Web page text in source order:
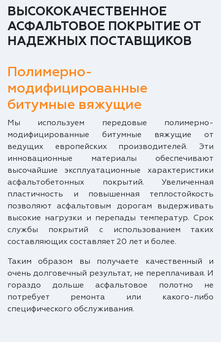
ВЫСОКОКАЧЕСТВЕННОЕ
АСФАЛЬТОВОЕ ПОКРЫТИЕ ОТ
НАДЕЖНЫХ ПОСТАВЩИКОВ
Полимерно-
модифицированные
битумные вяжущие
Мы используем передовые полимерно-
модифицированные битумные вяжущие от
ведущих европейских производителей. Эти
инновационные материалы обеспечивают
высочайшие эксплуатационные характеристики
асфальтобетонных покрытий. Увеличенная
пластичность и повышенная теплостойкость
позволяют асфальтовым дорогам выдерживать
высокие нагрузки и перепады температур. Срок
службы покрытий с использованием таких
составляющих составляет 20 лет и более.
Таким образом вы получаете качественный и
очень долговечный результат, не переплачивая. И
гораздо дольше асфальтовое полотно не
потребует ремонта или какого-либо
специфического обслуживания.